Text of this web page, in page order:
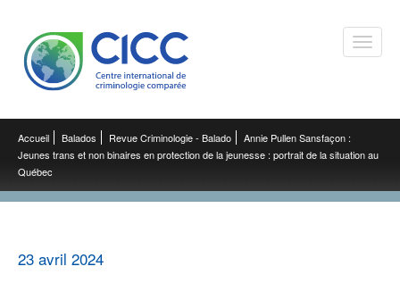
Toggle
Accueil Balados Revue Criminologie - Balado
Annie Pullen Sansfaçon :
Jeunes trans et non binaires en protection de la jeunesse : portrait de la situation au
Québec
23 avril 2024